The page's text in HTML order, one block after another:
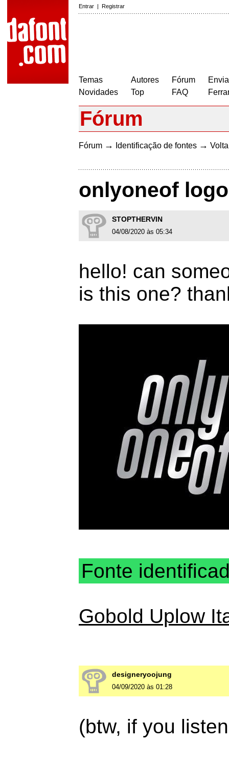
Entrar | Registrar
Temas
Novidades
Autores
Top
Fórum
FAQ
Fórum
Fórum → Identificação de fontes →
onlyoneof
STOPTHERVIN
04/08/2020 às 05:34
hello! can
is this one?
Fonte
Gobold Uplow
designeryoojung
04/09/2020 às 01:28
(btw, if you